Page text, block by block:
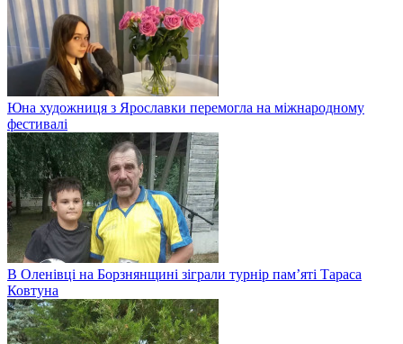
Юна художниця з Ярославки перемогла на міжнародному
фестивалі
В Оленівці на Борзнянщині зіграли турнір пам’яті Тараса
Ковтуна